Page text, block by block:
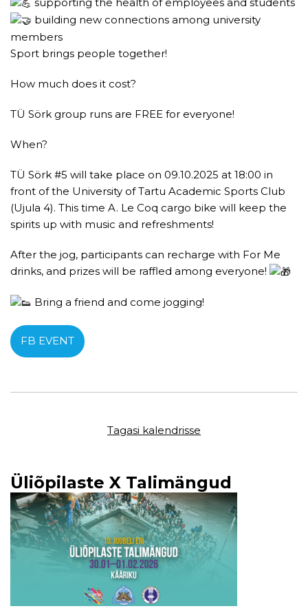
Üliõpilaste X Talimängud
building new connections among university
members
Sport brings people together!
How much does it cost?
TÜ Sörk group runs are FREE for everyone!
When?
TÜ Sörk #5 will take place on 09.10.2025 at 18:00 in
front of the University of Tartu Academic Sports Club
(Ujula 4). This time A. Le Coq cargo bike will keep the
spirits up with music and refreshments!
After the jog, participants can recharge with For Me
drinks, and prizes will be raffled among everyone!
Bring a friend and come jogging!
FB EVENT
Tagasi kalendrisse